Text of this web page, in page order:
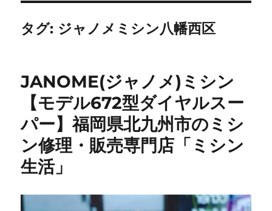
タグ: ジャノメミシン八幡西区
JANOME(ジャノメ)ミシン
【モデル672型ダイヤルスー
パー】福岡県北九州市のミシ
ン修理・販売専門店「ミシン
生活」